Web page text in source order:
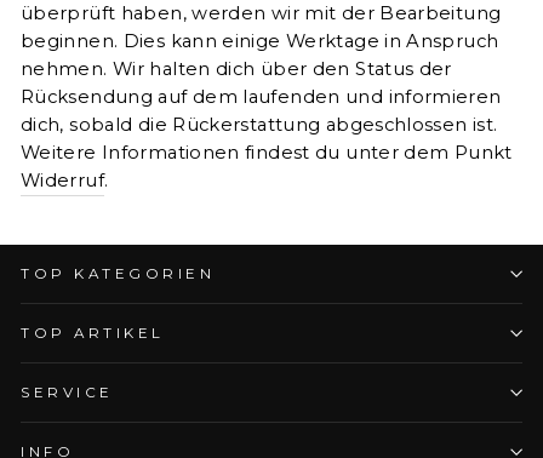
überprüft haben, werden wir mit der Bearbeitung
beginnen. Dies kann einige Werktage in Anspruch
nehmen. Wir halten dich über den Status der
Rücksendung auf dem laufenden und informieren
dich, sobald die Rückerstattung abgeschlossen ist.
Weitere Informationen findest du unter dem Punkt
Widerruf.
TOP KATEGORIEN
TOP ARTIKEL
SERVICE
INFO